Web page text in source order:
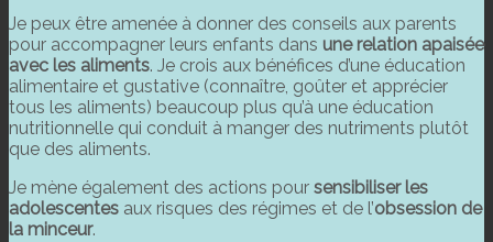
Je peux être amenée à donner des conseils aux parents
pour accompagner leurs enfants dans une relation apaisée
avec les aliments. Je crois aux bénéfices d’une éducation
alimentaire et gustative (connaître, goûter et apprécier
tous les aliments) beaucoup plus qu’à une éducation
nutritionnelle qui conduit à manger des nutriments plutôt
que des aliments.
Je mène également des actions pour sensibiliser les
adolescentes aux risques des régimes et de l’obsession de
la minceur.